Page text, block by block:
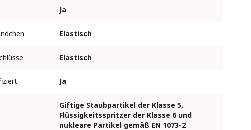
Ja
Elastisch
Elastisch
Ja
Giftige Staubpartikel der Klasse 5,
Flüssigkeitsspritzer der Klasse 6 und
nukleare Partikel gemäß EN 1073-2